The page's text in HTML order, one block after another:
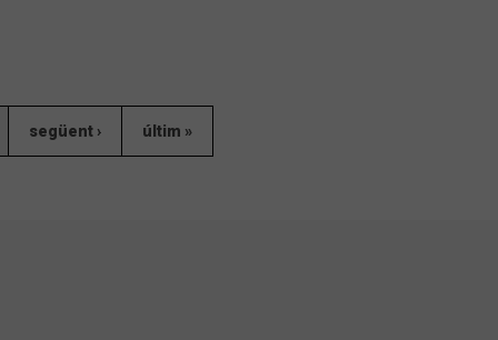
següent › últim »